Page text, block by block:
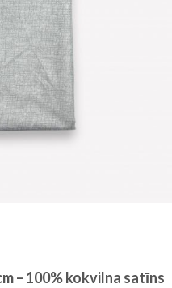
– 100% kokvilna satīns